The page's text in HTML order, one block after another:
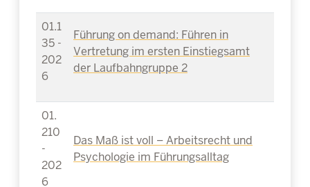
01.1
35 -
202
6
Führung on demand: Führen in
Vertretung im ersten Einstiegsamt
der Laufbahngruppe 2
01.
210
-
202
6
Das Maß ist voll – Arbeitsrecht und
Psychologie im Führungsalltag